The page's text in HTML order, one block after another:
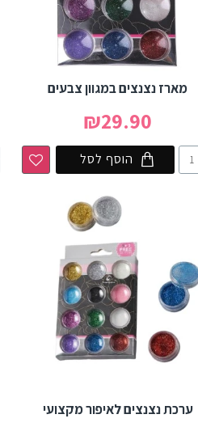
מארז נצנצים במגוון צבעים
₪29.90
הוסף לסל
ערכת נצנצים לאיפור מקצועי